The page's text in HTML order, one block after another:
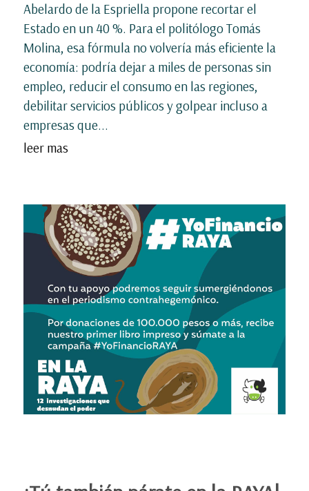
Abelardo de la Espriella propone recortar el
Estado en un 40 %. Para el politólogo Tomás
Molina, esa fórmula no volvería más eficiente la
economía: podría dejar a miles de personas sin
empleo, reducir el consumo en las regiones,
debilitar servicios públicos y golpear incluso a
empresas que...
leer mas